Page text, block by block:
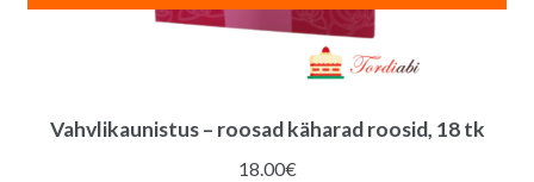
Vahvlikaunistus – roosad käharad roosid, 18 tk
18.00€